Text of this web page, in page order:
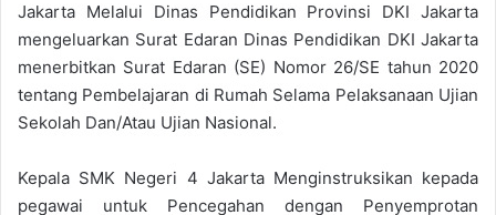
Jakarta Melalui Dinas Pendidikan Provinsi DKI Jakarta
mengeluarkan Surat Edaran Dinas Pendidikan DKI Jakarta
menerbitkan Surat Edaran (SE) Nomor 26/SE tahun 2020
tentang Pembelajaran di Rumah Selama Pelaksanaan Ujian
Sekolah Dan/Atau Ujian Nasional.
Kepala SMK Negeri 4 Jakarta Menginstruksikan kepada
pegawai untuk Pencegahan dengan Penyemprotan